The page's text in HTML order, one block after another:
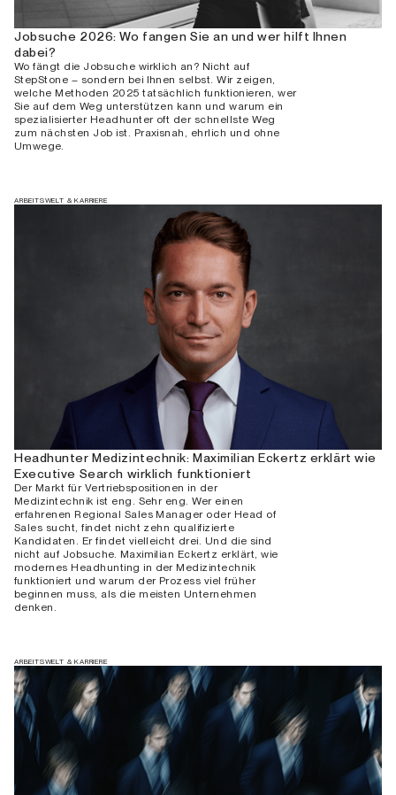
Jobsuche 2026: Wo fangen Sie an und wer hilft Ihnen
dabei?
Wo fängt die Jobsuche wirklich an? Nicht auf
StepStone – sondern bei Ihnen selbst. Wir zeigen,
welche Methoden 2025 tatsächlich funktionieren, wer
Sie auf dem Weg unterstützen kann und warum ein
spezialisierter Headhunter oft der schnellste Weg
zum nächsten Job ist. Praxisnah, ehrlich und ohne
Umwege.
ARBEITSWELT & KARRIERE
Headhunter Medizintechnik: Maximilian Eckertz erklärt wie
Executive Search wirklich funktioniert
Der Markt für Vertriebspositionen in der
Medizintechnik ist eng. Sehr eng. Wer einen
erfahrenen Regional Sales Manager oder Head of
Sales sucht, findet nicht zehn qualifizierte
Kandidaten. Er findet vielleicht drei. Und die sind
nicht auf Jobsuche. Maximilian Eckertz erklärt, wie
modernes Headhunting in der Medizintechnik
funktioniert und warum der Prozess viel früher
beginnen muss, als die meisten Unternehmen
denken.
ARBEITSWELT & KARRIERE